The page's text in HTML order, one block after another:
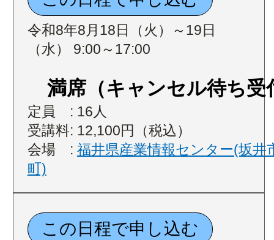
令和8年8月18日（火）～19日
（水） 9:00～17:00
満席（キャンセル待ち受
定員 : 16人
受講料: 12,100円（税込）
会場 : 福井県産業情報センター(坂井
町)